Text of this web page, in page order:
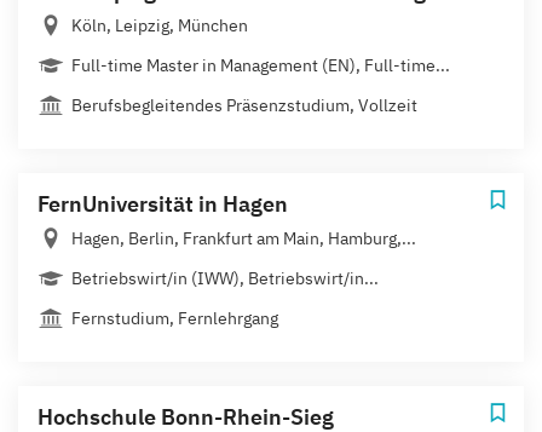
Köln, Leipzig, München
Full-time Master in Management (EN), Full-time...
Berufsbegleitendes Präsenzstudium, Vollzeit
FernUniversität in Hagen
Hagen, Berlin, Frankfurt am Main, Hamburg,...
Betriebswirt/in (IWW), Betriebswirt/in...
Fernstudium, Fernlehrgang
Hochschule Bonn-Rhein-Sieg